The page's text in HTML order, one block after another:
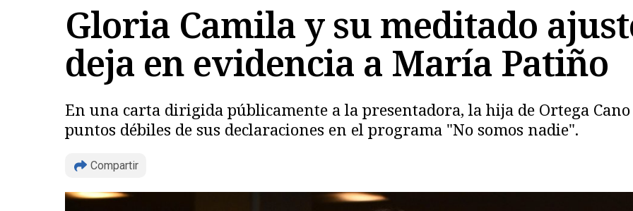
Gloria Camila y su meditado
deja en evidencia a María Patiño
En una carta dirigida públicamente a la presentadora, la hija de Ortega
puntos débiles de sus declaraciones en el programa "No somos nadie".
Compartir